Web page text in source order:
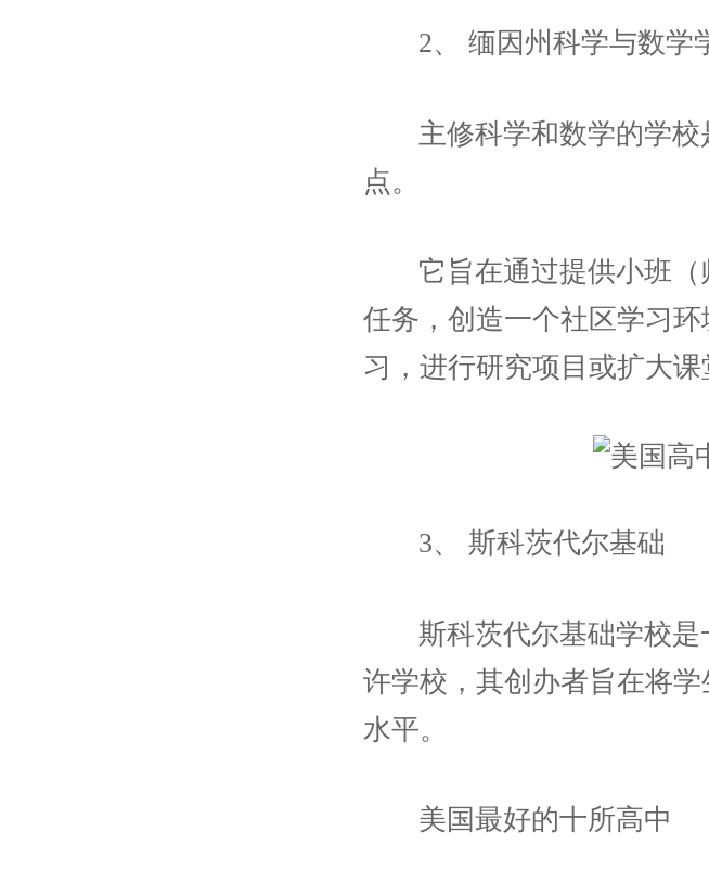
2、 缅因州科学与数学
主修科学和数学的学
点。
它旨在通过提供小班
任务，创造一个社区学习
习，进行研究项目或扩大课
3、 斯科茨代尔基础
斯科茨代尔基础学校
许学校，其创办者旨在将
水平。
美国最好的十所高中